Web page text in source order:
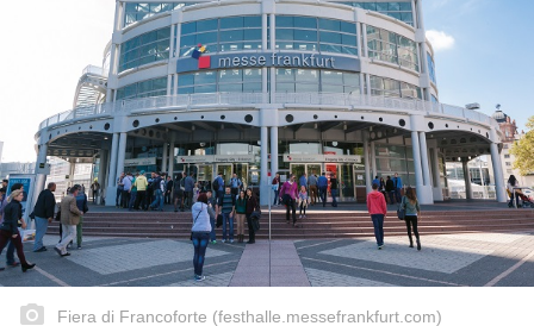
Fiera di Francoforte (festhalle.messefrankfurt.com)